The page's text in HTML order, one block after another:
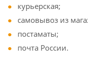
курьерская;
самовывоз из
постаматы;
почта России.